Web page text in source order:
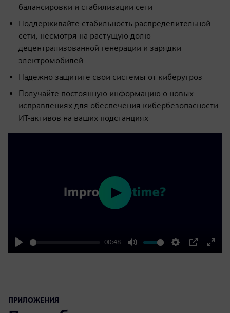
балансировки и стабилизации сети
Поддерживайте стабильность распределительной
сети, несмотря на растущую долю
децентрализованной генерации и зарядки
электромобилей
Надежно защитите свои системы от киберугроз
Получайте постоянную информацию о новых
исправлениях для обеспечения кибербезопасности
ИТ-активов на ваших подстанциях
Play
00:48
Mute Settings
PIP
Enter
Play
ПРИЛОЖЕНИЯ